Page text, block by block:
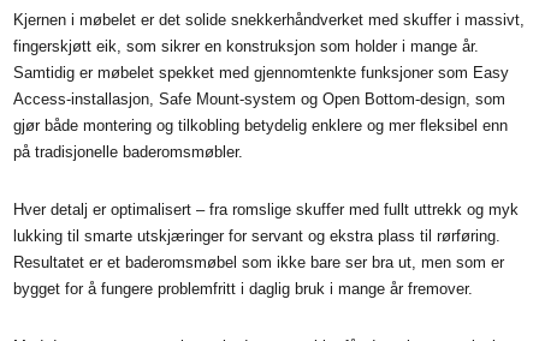
Kjernen i møbelet er det solide snekkerhåndverket med skuffer i massivt,
fingerskjøtt eik, som sikrer en konstruksjon som holder i mange år.
Samtidig er møbelet spekket med gjennomtenkte funksjoner som Easy
Access-installasjon, Safe Mount-system og Open Bottom-design, som
gjør både montering og tilkobling betydelig enklere og mer fleksibel enn
på tradisjonelle baderomsmøbler.
Hver detalj er optimalisert – fra romslige skuffer med fullt uttrekk og myk
lukking til smarte utskjæringer for servant og ekstra plass til rørføring.
Resultatet er et baderomsmøbel som ikke bare ser bra ut, men som er
bygget for å fungere problemfritt i daglig bruk i mange år fremover.